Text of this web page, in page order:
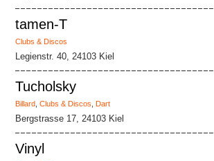
tamen-T
Clubs & Discos
Legienstr. 40, 24103 Kiel
Tucholsky
Billard Clubs & Discos Dart
Bergstrasse 17, 24103 Kiel
Vinyl